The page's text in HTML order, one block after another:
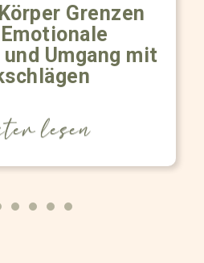
Grenzen
Umgang mit
lesen